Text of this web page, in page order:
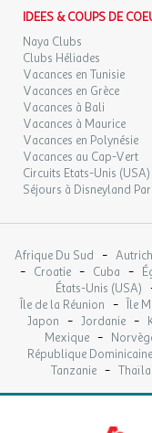
- Piste cyclable
Vous ne risquez pas
De nombreuses
En journée :
- Concours sportifs
- Animations / jeux en
En soirée :
- Soirées NRJ
- Spectacle
- Soirée à thème
- Soirée dansante
- Karaoke
- Mini-disco
- Soirées ados
IDEES & COUPS DE
Naya Clubs
Clubs Héliades
Vacances en Tunisie
Vacances en Grèce
Vacances à Bali
Vacances à Maurice
Vacances en Polynésie
Vacances au Cap-Vert
Circuits Etats-Unis (USA)
Séjours à Disneyland
Afrique Du Sud -
- Croatie - Cuba -
États-Unis (USA)
Île de la Réunion - Île
Japon - Jordanie -
Mexique -
République Dominicaine
Tanzanie -